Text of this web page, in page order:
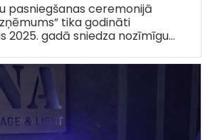
pasniegšanas ceremonijā
tika godināti
2025. gadā sniedza nozīmīgu…